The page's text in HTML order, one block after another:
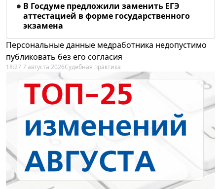
В Госдуме предложили заменить ЕГЭ
аттестацией в форме государственного
экзамена
Персональные данные медработника недопустимо
публиковать без его согласия
18:27 7 августа 2026Судебная практика